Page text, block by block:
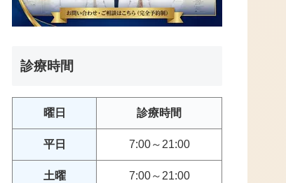
診療時間
曜日 診療時間
平日 7:00～21:00
土曜 7:00～21:00